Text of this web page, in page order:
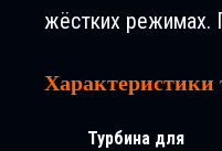
жёстких режимах.
Турбина для